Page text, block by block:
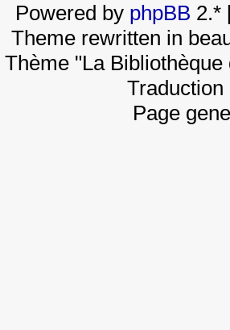
Powered by phpBB 2.*
Theme rewritten in
Thème "La
Page